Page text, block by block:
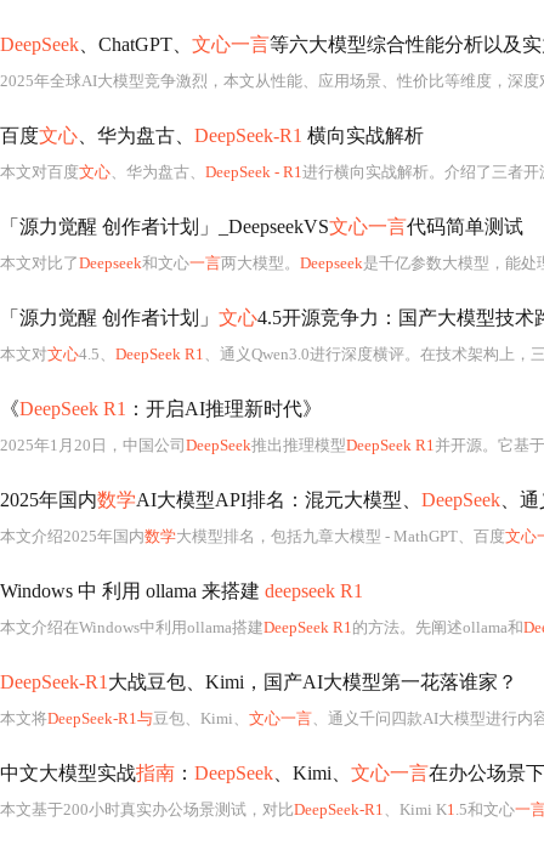
DeepSeek 、ChatGPT、 文心一言等六大模型综合性能分析以及
2025年全球AI大模型竞争激烈，本文从性能、应用场景、性价比等维度，深度
百度文心 、华为盘古、 DeepSeek-R1 横向实战解析
本文对百度文心、华为盘古、 DeepSeek - R1进行横向实战解析。介绍了三者开源全景，分
「源力觉醒 创作者计划」_DeepseekVS文心一言代码简单测试
本文对比了Deepseek和文心一言两大模型。 Deepseek是千亿参数大模型，能处理
「源力觉醒 创作者计划」 文心4.5开源竞争力：国产大模型技术
本文对文心4.5、 DeepSeek R1、通义Qwen3.0进行深度横评。在技术架构上，
《DeepSeek R1 ：开启AI推理新时代》
2025年1月20日，中国公司 DeepSeek推出推理模型DeepSeek R1并开源。它基于
2025年国内数学AI大模型API排名：混元大模型、 DeepSeek 、
本文介绍2025年国内数学大模型排名，包括九章大模型 - MathGPT、百度文心
Windows 中 利用 ollama 来搭建 deepseek R1
本文介绍在Windows中利用ollama搭建DeepSeek R1的方法。先阐述ollama和
DeepSeek-R1 大战豆包、Kimi，国产AI大模型第一花落谁家？
本文将DeepSeek-R1与豆包、Kimi、 文心一言、通义千问四款AI大模型进行内
中文大模型实战指南 ： DeepSeek 、Kimi、 文心一言在办公场景
本文基于200小时真实办公场景测试，对比DeepSeek-R1、Kimi K1.5和文心一